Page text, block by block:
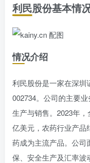
利民股份基本情
情况介绍
利民股份是一家在深圳
002734。公司的主要
生产与销售。2023年
亿美元，农药行业产品
药成为主流产品。公司
保、安全生产及汇率波